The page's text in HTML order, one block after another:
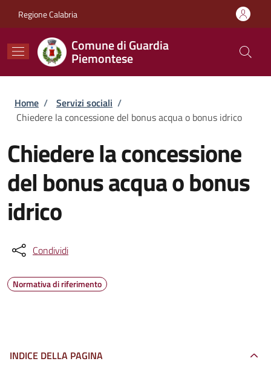
Regione Calabria
Comune di Guardia
Piemontese
Briciole di pane
Home / Servizi sociali /
Chiedere la concessione del bonus acqua o bonus idrico
Chiedere la concessione
del bonus acqua o bonus
idrico
Condividi
Normativa di riferimento
INDICE DELLA PAGINA